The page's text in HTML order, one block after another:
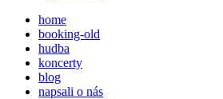
home
booking-old
hudba
koncerty
blog
napsali o nás